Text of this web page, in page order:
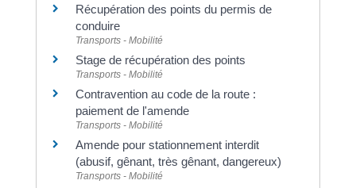
Récupération des points du permis de
conduire
Transports - Mobilité
Stage de récupération des points
Transports - Mobilité
Contravention au code de la route :
paiement de l'amende
Transports - Mobilité
Amende pour stationnement interdit
(abusif, gênant, très gênant, dangereux)
Transports - Mobilité